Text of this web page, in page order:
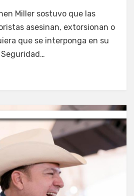
ServínMiller sostuvo que las
asesinan, extorsionan o
que se interponga en su